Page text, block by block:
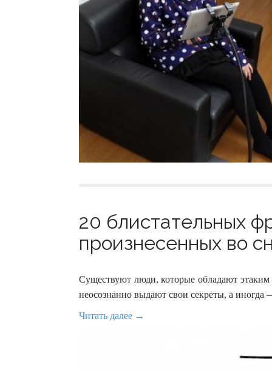
20 блистательных
произнесенных во
Существуют люди, которые обладают
неосознанно выдают свои секреты, а
Читать далее →